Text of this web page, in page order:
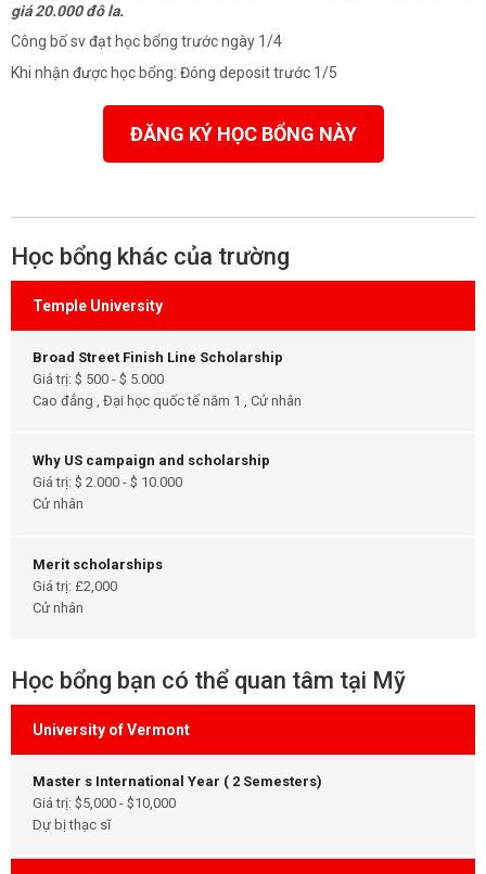
giá 20.000 đô la.
Công bố sv đạt học bổng trước ngày 1/4
Khi nhận được học bổng: Đóng deposit trước 1/5
ĐĂNG KÝ HỌC BỔNG NÀY
Học bổng khác của trường
Temple University
Broad Street Finish Line Scholarship
Giá trị: $ 500 - $ 5.000
Cao đẳng , Đại học quốc tế năm 1 , Cử nhân
Why US campaign and scholarship
Giá trị: $ 2.000 - $ 10.000
Cử nhân
Merit scholarships
Giá trị: £2,000
Cử nhân
Học bổng bạn có thể quan tâm tại Mỹ
University of Vermont
Master s International Year ( 2 Semesters)
Giá trị: $5,000 - $10,000
Dự bị thạc sĩ